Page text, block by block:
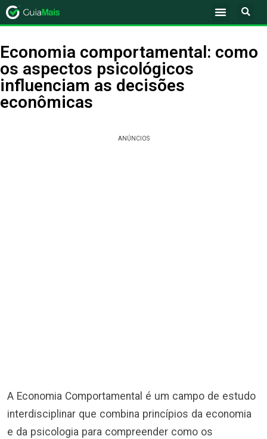
Economia comportamental: como
os aspectos psicológicos
influenciam as decisões
econômicas
ANÚNCIOS
A Economia Comportamental é um campo de estudo
interdisciplinar que combina princípios da economia
e da psicologia para compreender como os